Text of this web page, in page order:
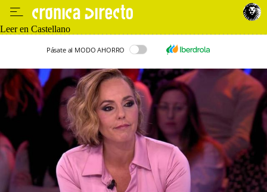
Leer en Castellano
Pásate al MODO AHORRO